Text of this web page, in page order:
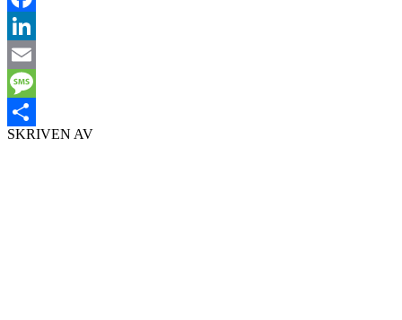
Facebook
LinkedIn
Email
Message
Dela
SKRIVEN AV